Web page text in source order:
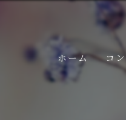
ホーム コ